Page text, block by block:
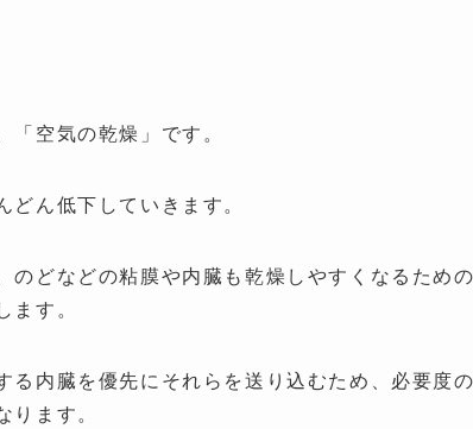
「空気の乾燥」です。
どん低下していきます。
のどなどの粘膜や内臓も乾燥しやすくなるため
ます。
る内臓を優先にそれらを送り込むため、必要度
ります。